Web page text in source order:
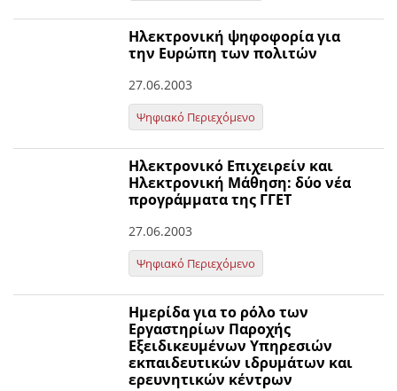
Ηλεκτρονική ψηφοφορία για
την Ευρώπη των πολιτών
27.06.2003
Ψηφιακό Περιεχόμενο
Ηλεκτρονικό Επιχειρείν και
Ηλεκτρονική Μάθηση: δύο νέα
προγράμματα της ΓΓΕΤ
27.06.2003
Ψηφιακό Περιεχόμενο
Ημερίδα για τo ρόλο των
Εργαστηρίων Παροχής
Εξειδικευμένων Υπηρεσιών
εκπαιδευτικών ιδρυμάτων και
ερευνητικών κέντρων